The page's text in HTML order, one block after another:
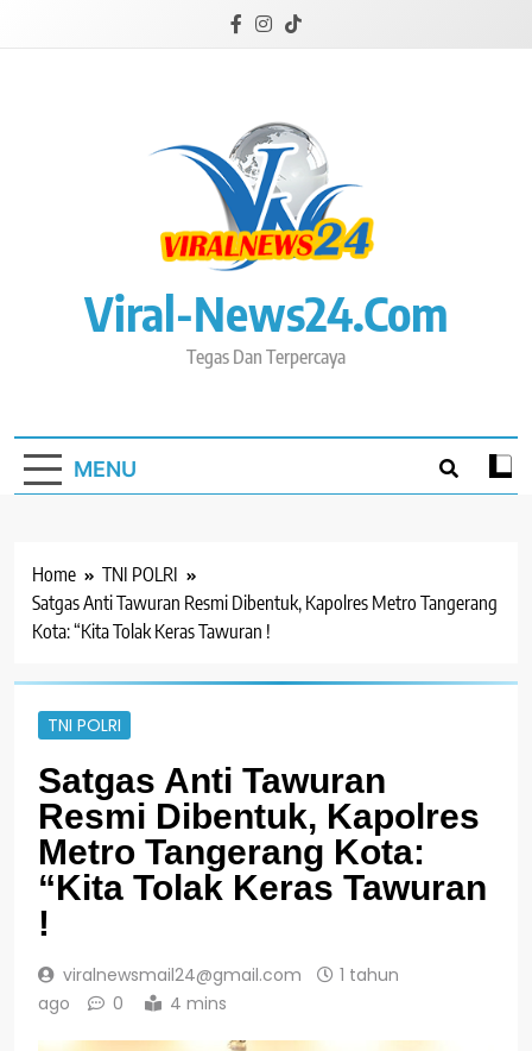
Viral-News24.com
Tegas Dan Terpercaya
MENU
Home
TNI POLRI
Satgas Anti Tawuran Resmi Dibentuk, Kapolres Metro Tangerang
Kota: “Kita Tolak Keras Tawuran !
TNI POLRI
Satgas Anti Tawuran
Resmi Dibentuk, Kapolres
Metro Tangerang Kota:
“Kita Tolak Keras Tawuran
!
viralnewsmail24@gmail.com
1 tahun
ago
0 4 mins